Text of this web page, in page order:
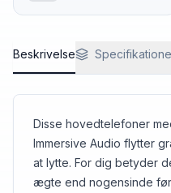
Beskrivelse
Disse hovedtelefoner
Immersive Audio flytter
at lytte. For dig betyder
ægte end nogensinde